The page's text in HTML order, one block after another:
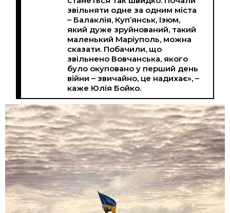
звільняти одне за одним міста
– Балаклія, Куп’янськ, Ізюм,
який дуже зруйнований, такий
маленький Маріуполь, можна
сказати. Побачили, що
звільнено Вовчанська, якого
було окуповано у перший день
війни – звичайно, це надихає», –
каже Юлія Бойко.